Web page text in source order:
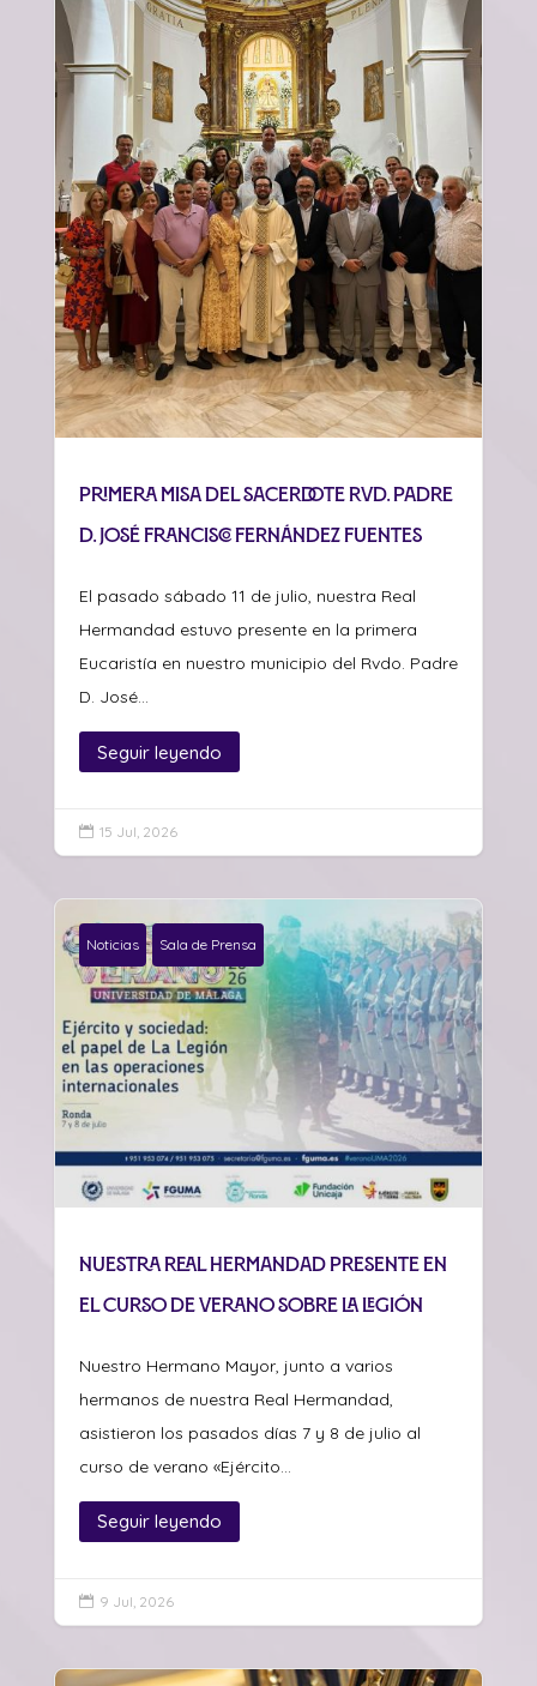
Primera misa del sacerdote Rvd. Padre
D. José Francisco Fernández Fuentes
El pasado sábado 11 de julio, nuestra Real
Hermandad estuvo presente en la primera
Eucaristía en nuestro municipio del Rvdo. Padre
D. José...
Seguir leyendo
 15 Jul, 2026
Noticias Sala de Prensa
Nuestra Real Hermandad presente en
el curso de verano sobre La Legión
Nuestro Hermano Mayor, junto a varios
hermanos de nuestra Real Hermandad,
asistieron los pasados días 7 y 8 de julio al
curso de verano «Ejército...
Seguir leyendo
 9 Jul, 2026